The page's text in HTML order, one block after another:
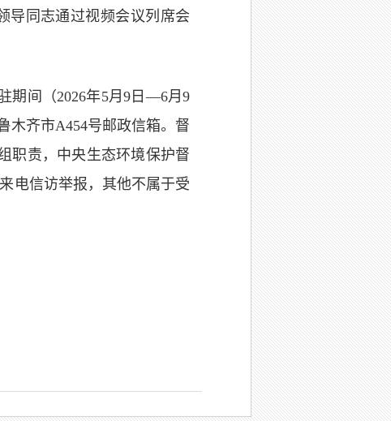
导同志通过视频会议列席会
期间（2026年5月9日—6月9
木齐市A454号邮政信箱。督
职责，中央生态环境保护督
电信访举报，其他不属于受